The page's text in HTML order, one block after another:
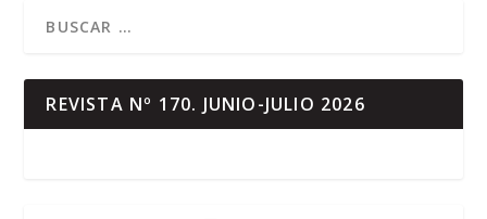
REVISTA Nº 170. JUNIO-JULIO 2026